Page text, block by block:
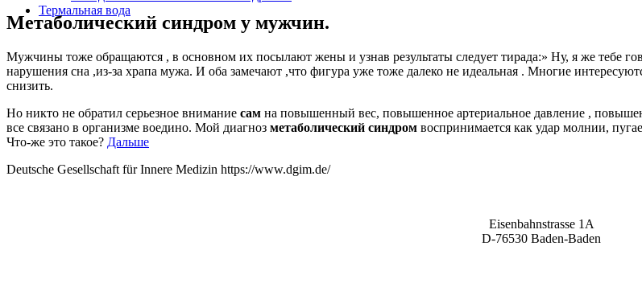
Термальная вода
Метаболический синдром у мужчин.
Мужчины тоже обращаются , в основном их посылают жены и узнав результаты следует тирада:» Ну, я же тебе
нарушения сна ,из-за храпа мужа. И оба замечают ,что фигура уже тоже далеко не идеальная . Многие
снизить.
Но никто не обратил серьезное внимание сам на повышенный вес, повышенное артериальное давление ,
все связано в организме воедино. Мой диагноз метаболический синдром воспринимается как удар молнии,
Что-же это такое? Дальше
Deutsche Gesellschaft für Innere Medizin https://www.dgim.de/
Eisenbahnstrasse 1A
D-76530 Baden-Baden